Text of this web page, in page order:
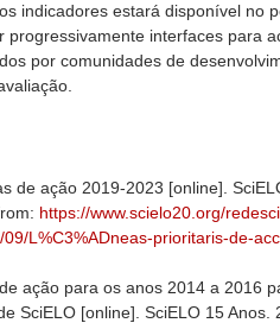
indicadores estará disponível no
progressivamente interfaces para
por comunidades de
de ação 2019-2023 [online].
https://www.scielo20.org/
L%C3%ADneas-prioritaris-de-
ação para os anos 2014 a 2016
SciELO [online]. SciELO 15